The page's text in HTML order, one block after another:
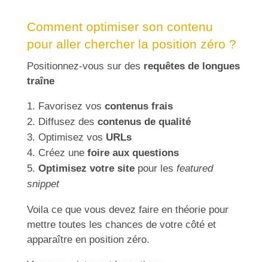
Comment optimiser son contenu
pour aller chercher la position zéro ?
Positionnez-vous sur des requêtes de longues
traîne
Favorisez vos contenus frais
Diffusez des contenus de qualité
Optimisez vos URLs
Créez une foire aux questions
Optimisez votre sitepour les featured
snippet
Voila ce que vous devez faire en théorie pour
mettre toutes les chances de votre côté et
apparaître en position zéro.